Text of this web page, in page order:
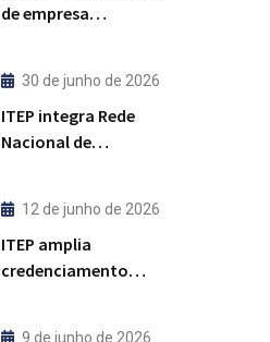
de empresa
30 de junho de 2026
ITEP integra Rede
Nacional de
Sustentável
coordenada pelo
Ministério das
12 de junho de 2026
ITEP amplia
credenciamento
9 de junho de 2026